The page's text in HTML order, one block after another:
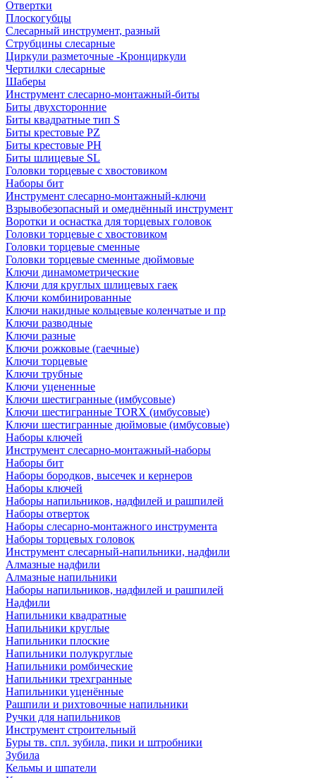
Отвертки
Плоскогубцы
Слесарный инструмент, разный
Струбцины слесарные
Циркули разметочные -Кронциркули
Чертилки слесарные
Шаберы
Инструмент слесарно-монтажный-биты
Биты двухсторонние
Биты квадратные тип S
Биты крестовые РZ
Биты крестовые РН
Биты шлицевые SL
Головки торцевые с хвостовиком
Наборы бит
Инструмент слесарно-монтажный-ключи
Взрывобезопасный и омеднённый инструмент
Воротки и оснаcтка для торцевых головок
Головки торцевые с хвостовиком
Головки торцевые сменные
Головки торцевые сменные дюймовые
Ключи динамометрические
Ключи для круглых шлицевых гаек
Ключи комбинированные
Ключи накидные кольцевые коленчатые и пр
Ключи разводные
Ключи разные
Ключи рожковые (гаечные)
Ключи торцевые
Ключи трубные
Ключи уцененные
Ключи шестигранные (имбусовые)
Ключи шестигранные TORX (имбусовые)
Ключи шестигранные дюймовые (имбусовые)
Наборы ключей
Инструмент слесарно-монтажный-наборы
Наборы бит
Наборы бородков, высечек и кернеров
Наборы ключей
Наборы напильников, надфилей и рашпилей
Наборы отверток
Наборы слесарно-монтажного инструмента
Наборы торцевых головок
Инструмент слесарный-напильники, надфили
Алмазные надфили
Алмазные напильники
Наборы напильников, надфилей и рашпилей
Надфили
Напильники квадратные
Напильники круглые
Напильники плоские
Напильники полукруглые
Напильники ромбические
Напильники трехгранные
Напильники уценённые
Рашпили и рихтовочные напильники
Ручки для напильников
Инструмент строительный
Буры тв. спл. зубила, пики и штробники
Зубила
Кельмы и шпатели